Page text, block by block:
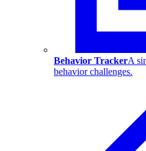
Behavior TrackerA
behavior challenges.